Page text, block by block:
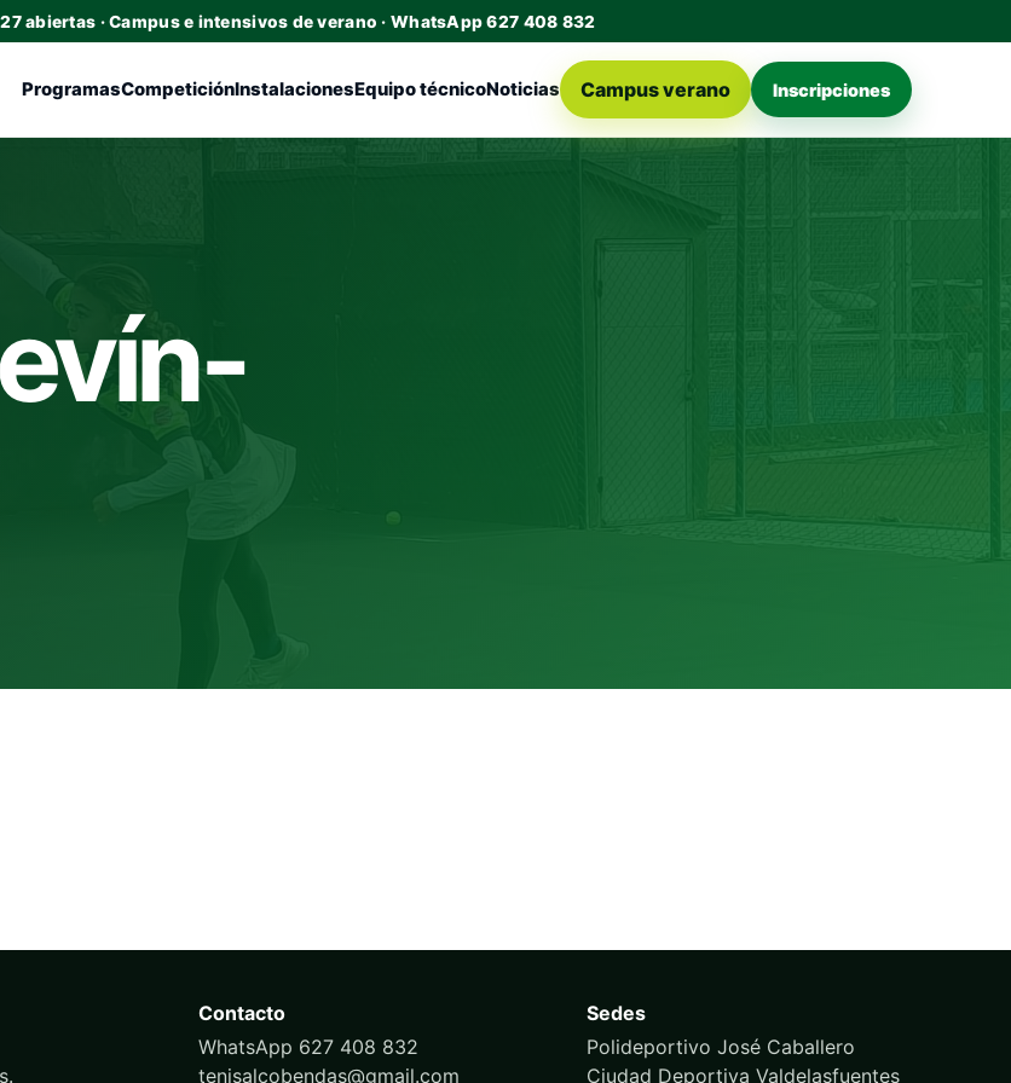
abiertas · Campus e intensivos de verano · WhatsApp 627 408 832
ProgramasCompeticiónInstalacionesEquipo técnicoNoticias Campus verano Inscripciones
Contacto
WhatsApp 627 408 832
tenisalcobendas@gmail.com
Sedes
Polideportivo José Caballero
Ciudad Deportiva Valdelasfuentes